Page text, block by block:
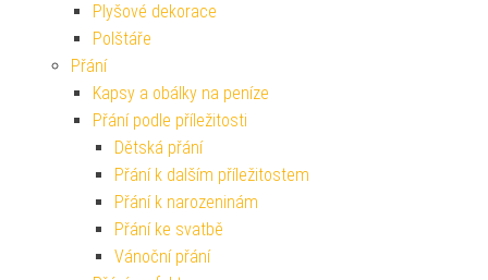
Plyšové dekorace
Polštáře
Přání
Kapsy a obálky na peníze
Přání podle příležitosti
Dětská přání
Přání k dalším příležitostem
Přání k narozeninám
Přání ke svatbě
Vánoční přání